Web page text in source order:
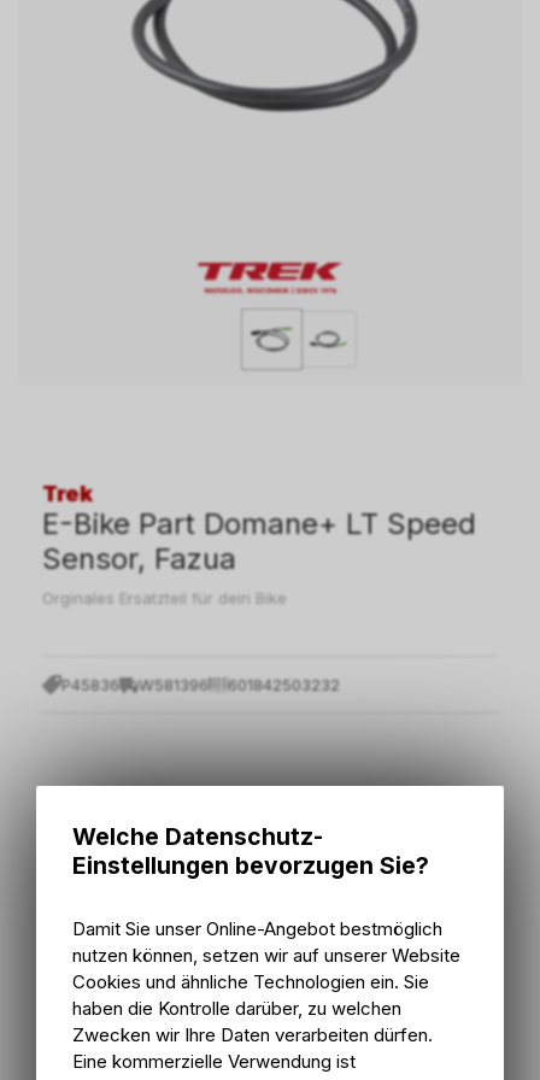
Trek
E-Bike Part Domane+ LT Speed
Sensor, Fazua
Orginales Ersatzteil für dein Bike
P45836 W581396 601842503232
inkl. MwSt., zzgl.Versandkosten
In den Warenkorb
Sofort verfügbar
Versand
Abholung Bike Zone AG
Welche Datenschutz-
Einstellungen bevorzugen Sie?
Damit Sie unser Online-Angebot bestmöglich
nutzen können, setzen wir auf unserer Website
Cookies und ähnliche Technologien ein. Sie
haben die Kontrolle darüber, zu welchen
Zwecken wir Ihre Daten verarbeiten dürfen.
Eine kommerzielle Verwendung ist